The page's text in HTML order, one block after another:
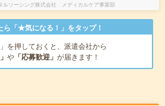
ルソーシング株式会社 メディカルケア事業部
ら「★気になる！」をタップ！
」を押しておくと、派遣会社から
や 「応募歓迎」 が届きます！